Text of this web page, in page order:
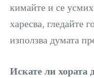
кимайте и се
харесва, гледайте
използва думата
Искате ли хората